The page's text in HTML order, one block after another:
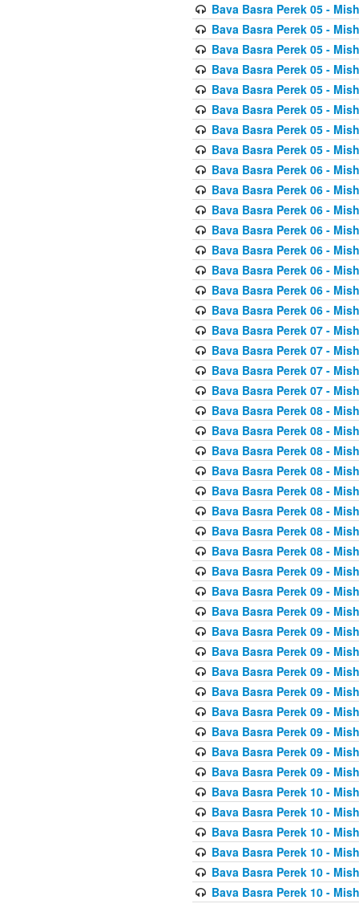
Bava Basra Perek 05 -
Bava Basra Perek 05 -
Bava Basra Perek 05 -
Bava Basra Perek 05 -
Bava Basra Perek 05 -
Bava Basra Perek 05 -
Bava Basra Perek 05 -
Bava Basra Perek 05 -
Bava Basra Perek 06 -
Bava Basra Perek 06 -
Bava Basra Perek 06 -
Bava Basra Perek 06 -
Bava Basra Perek 06 -
Bava Basra Perek 06 -
Bava Basra Perek 06 -
Bava Basra Perek 06 -
Bava Basra Perek 07 -
Bava Basra Perek 07 -
Bava Basra Perek 07 -
Bava Basra Perek 07 -
Bava Basra Perek 08 -
Bava Basra Perek 08 -
Bava Basra Perek 08 -
Bava Basra Perek 08 -
Bava Basra Perek 08 -
Bava Basra Perek 08 -
Bava Basra Perek 08 -
Bava Basra Perek 08 -
Bava Basra Perek 09 -
Bava Basra Perek 09 -
Bava Basra Perek 09 -
Bava Basra Perek 09 -
Bava Basra Perek 09 -
Bava Basra Perek 09 -
Bava Basra Perek 09 -
Bava Basra Perek 09 -
Bava Basra Perek 09 -
Bava Basra Perek 09 -
Bava Basra Perek 09 -
Bava Basra Perek 10 -
Bava Basra Perek 10 -
Bava Basra Perek 10 -
Bava Basra Perek 10 -
Bava Basra Perek 10 -
Bava Basra Perek 10 -